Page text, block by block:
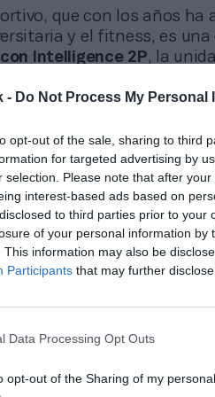
- Do Not Process My Personal
opt-out of the sale, sharing to third
for targeted advertising by
selection. Please note that after
interest-based ads based on
to third parties prior to
of your personal information by
This information may also be
Participants that may further
Data Processing Opt Outs
opt-out of the Sharing of my personal
que con los años ha
y el fitness, es una
Intelligence 2P, la
la forma de trabajar
patrocinio y comercial.
de tendencias en el
y atraer
yestrategias más sólidas.
con evidencias
con nuestros